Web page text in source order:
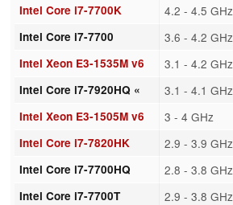
Intel Core i7-7700K 4.2 - 4.5 GHz
Intel Core i7-7700 3.6 - 4.2 GHz
Intel Xeon E3-1535M v6 3.1 - 4.2 GHz
Intel Core i7-7920HQ « 3.1 - 4.1 GHz
Intel Xeon E3-1505M v6 3 - 4 GHz
Intel Core i7-7820HK 2.9 - 3.9 GHz
Intel Core i7-7700HQ 2.8 - 3.8 GHz
Intel Core i7-7700T 2.9 - 3.8 GHz